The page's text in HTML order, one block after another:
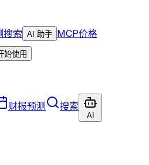
搜索 AI 助手 MCP价格
始使用
财报预测 搜索
AI